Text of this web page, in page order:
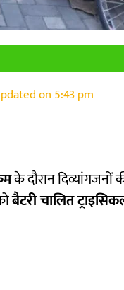
on 5:43 pm
के दौरान
बैटरी चालित